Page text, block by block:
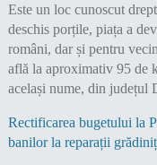
Este un loc cunoscut
deschis porțile, piața a
români, dar și pentru
află la aproximativ 95 de
același nume, din județul
Rectificarea bugetului la
banilor la reparații